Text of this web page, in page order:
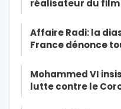
réalisateur du
Affaire Radi: la
France dénonce
Mohammed VI
lutte contre le